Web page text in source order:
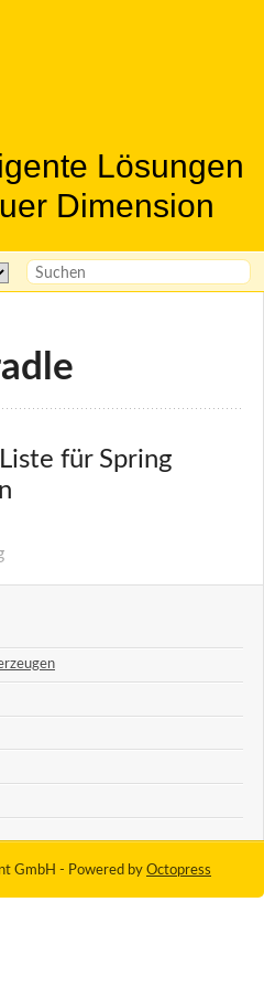
Lösungen
Dimension
für Spring
GmbH - Powered by Octopress